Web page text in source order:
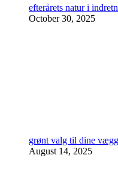
efterårets natur i
October 30, 2025
grønt valg til dine
August 14, 2025